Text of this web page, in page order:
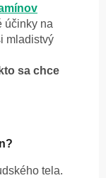
účinky na
mladistvý
sa chce
tela.